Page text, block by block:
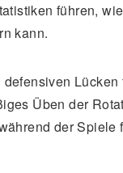
führen,
kann.
Üben der
der Spiele